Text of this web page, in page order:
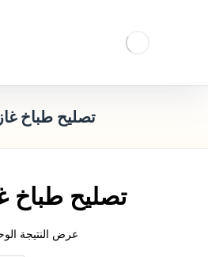
تصليح طباخ
تصليح طباخ
عرض النتيجة